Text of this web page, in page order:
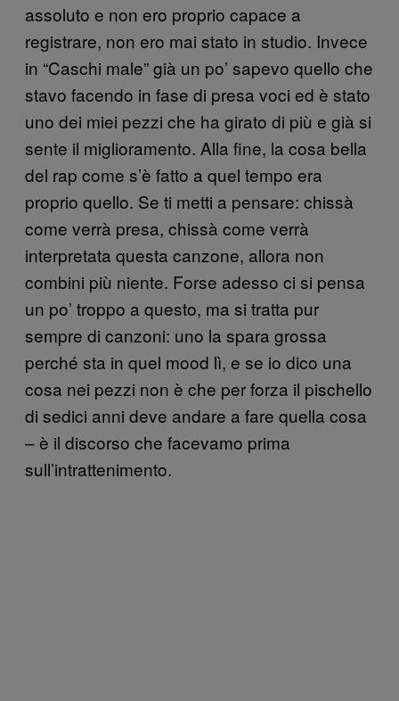
assoluto e non ero proprio capace a
registrare, non ero mai stato in studio. Invece
in “Caschi male” già un po’ sapevo quello che
stavo facendo in fase di presa voci ed è stato
uno dei miei pezzi che ha girato di più e già si
sente il miglioramento. Alla fine, la cosa bella
del rap come s’è fatto a quel tempo era
proprio quello. Se ti metti a pensare: chissà
come verrà presa, chissà come verrà
interpretata questa canzone, allora non
combini più niente. Forse adesso ci si pensa
un po’ troppo a questo, ma si tratta pur
sempre di canzoni: uno la spara grossa
perché sta in quel mood lì, e se io dico una
cosa nei pezzi non è che per forza il pischello
di sedici anni deve andare a fare quella cosa
– è il discorso che facevamo prima
sull’intrattenimento.